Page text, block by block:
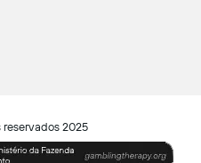
reservados 2025